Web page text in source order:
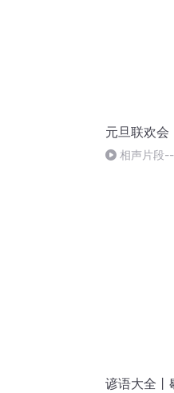
元旦联欢会
相声片段
谚语大全丨